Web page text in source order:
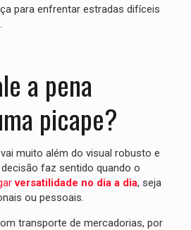
para enfrentar estradas difíceis
a pena
picape?
muito além do visual robusto e
faz sentido quando o
versatilidade no dia a dia, seja
ou pessoais.
transporte de mercadorias, por